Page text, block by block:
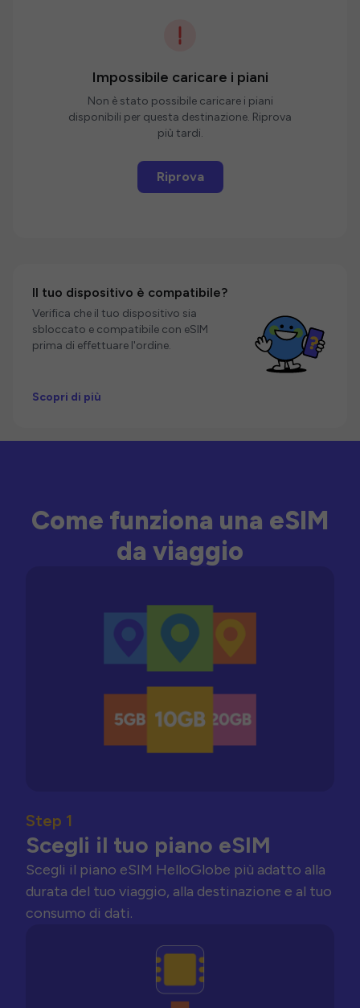
Impossibile caricare i piani
Non è stato possibile caricare i piani
disponibili per questa destinazione. Riprova
più tardi.
Riprova
Il tuo dispositivo è compatibile?
Verifica che il tuo dispositivo sia
sbloccato e compatibile con eSIM
prima di effettuare l'ordine.
Scopri di più
Come funziona una eSIM
da viaggio
Step 1
Scegli il tuo piano eSIM
Scegli il piano eSIM HelloGlobe più adatto alla
durata del tuo viaggio, alla destinazione e al tuo
consumo di dati.